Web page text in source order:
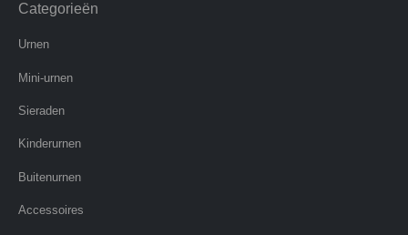
Categorieën
Urnen
Mini-urnen
Sieraden
Kinderurnen
Buitenurnen
Accessoires